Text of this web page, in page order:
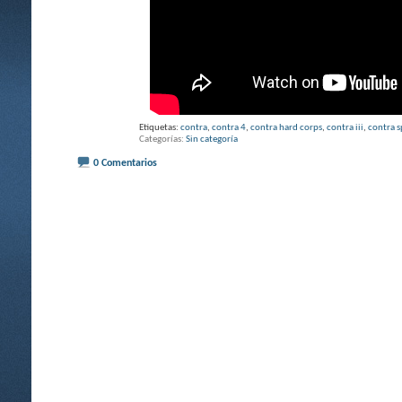
Etiquetas: contra, contra 4, contra hard corps, contra iii, contra
Categorías Sin categoría
0 Comentarios